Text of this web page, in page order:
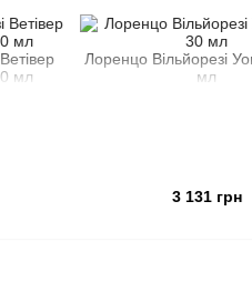
Лоренцо Вільйорезі Уомо духи 30